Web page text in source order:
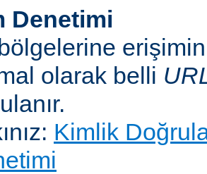
Denetimi
erişimin
olarak belli
Kimlik